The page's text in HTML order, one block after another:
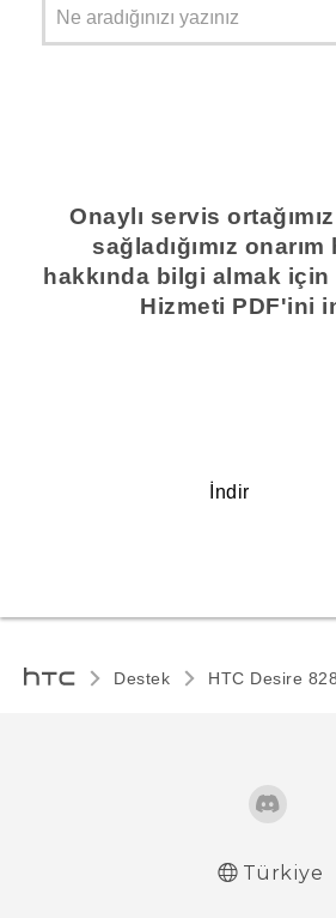
Onaylı servis ortağımız
sağladığımız
hakkında bilgi almak için
Hizmeti PDF'ini
İndir
Destek HTC Desire 828‎
Türkiye